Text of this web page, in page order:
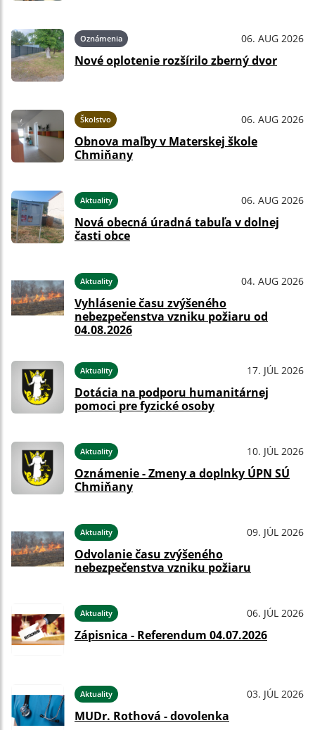
Oznámenia 06. AUG 2026
Nové oplotenie rozšírilo zberný dvor
Školstvo 06. AUG 2026
Obnova maľby v Materskej škole
Chmiňany
Aktuality 06. AUG 2026
Nová obecná úradná tabuľa v dolnej
časti obce
Aktuality 04. AUG 2026
Vyhlásenie času zvýšeného
nebezpečenstva vzniku požiaru od
04.08.2026
Aktuality 17. JÚL 2026
Dotácia na podporu humanitárnej
pomoci pre fyzické osoby
Aktuality 10. JÚL 2026
Oznámenie - Zmeny a doplnky ÚPN SÚ
Chmiňany
Aktuality 09. JÚL 2026
Odvolanie času zvýšeného
nebezpečenstva vzniku požiaru
Aktuality 06. JÚL 2026
Zápisnica - Referendum 04.07.2026
Aktuality 03. JÚL 2026
MUDr. Rothová - dovolenka